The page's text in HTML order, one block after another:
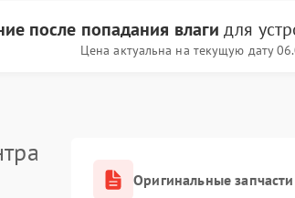
после попадания влаги для
Цена актуальна на текущую дату
Оригинальные